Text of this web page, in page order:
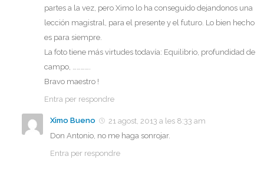
partes a la vez, pero Ximo lo ha conseguido dejandonos una
lección magistral, para el presente y el futuro. Lo bien hecho
es para siempre.
La foto tiene más virtudes todavía: Equilibrio, profundidad de
campo, ………….
Bravo maestro !
Entra per respondre
Ximo Bueno
21 agost, 2013 a les 8:33 am
Don Antonio, no me haga sonrojar.
Entra per respondre